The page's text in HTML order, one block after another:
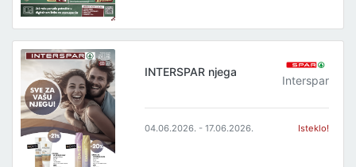
INTERSPAR njega
Interspar
04.06.2026. - 17.06.2026. Isteklo!